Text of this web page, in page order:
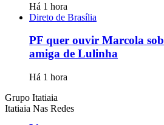
Há 1 hora
Direto de Brasília
PF quer ouvir Marcola
amiga de Lulinha
Há 1 hora
Grupo Itatiaia
Itatiaia Nas Redes